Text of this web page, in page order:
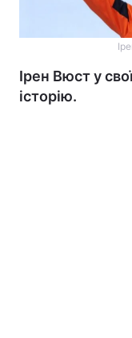
Ірен Вюст у
історію.